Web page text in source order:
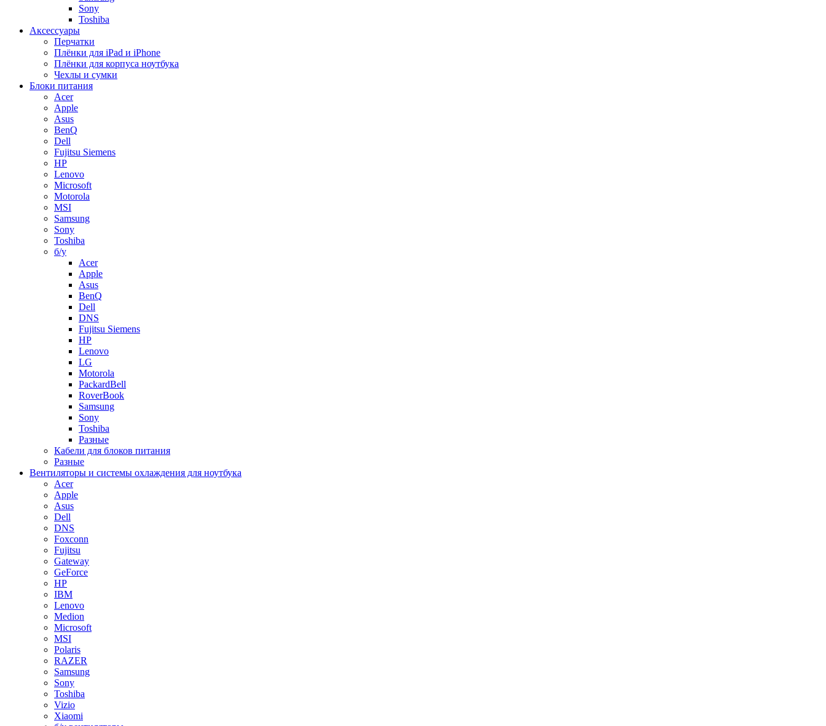
Sony
Toshiba
Аксессуары
Перчатки
Плёнки для iPad и iPhone
Плёнки для корпуса ноутбука
Чехлы и сумки
Блоки питания
Acer
Apple
Asus
BenQ
Dell
Fujitsu Siemens
HP
Lenovo
Microsoft
Motorola
MSI
Samsung
Sony
Toshiba
б/у
Acer
Apple
Asus
BenQ
Dell
DNS
Fujitsu Siemens
HP
Lenovo
LG
Motorola
PackardBell
RoverBook
Samsung
Sony
Toshiba
Разные
Кабели для блоков питания
Разные
Вентиляторы и системы охлаждения для ноутбука
Acer
Apple
Asus
Dell
DNS
Foxconn
Fujitsu
Gateway
GeForce
HP
IBM
Lenovo
Medion
Microsoft
MSI
Polaris
RAZER
Samsung
Sony
Toshiba
Vizio
Xiaomi